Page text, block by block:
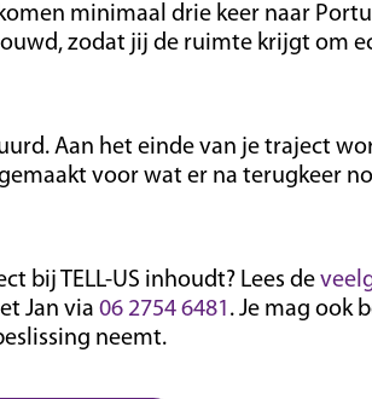
minimaal drie keer naar
zodat jij de ruimte krijgt om
Aan het einde van je traject
voor wat er na terugkeer
bij TELL-US inhoudt? Lees de
Jan via 06 2754 6481 . Je mag ook
neemt.